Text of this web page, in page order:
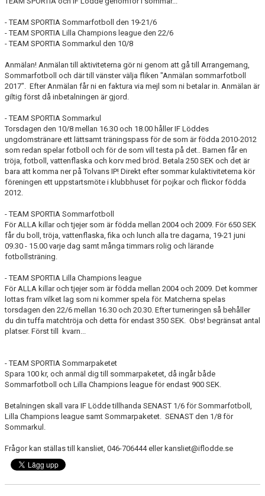
KLUBBSHOPEN
MEDLEMSFÖRMÅNER
- TEAM SPORTIA Sommarfotboll den 19-21/6
- TEAM SPORTIA Lilla Champions league den 22/6
- TEAM SPORTIA Sommarkul den 10/8
Anmälan! Anmälan till aktiviteterna gör ni genom att gå till Arrangemang,
Sommarfotboll och där till vänster välja fliken "Anmälan sommarfotboll
2017". Efter Anmälan får ni en faktura via mejl som ni betalar in. Anmälan är
giltig först då inbetalningen är gjord.
- TEAM SPORTIA Sommarkul
Torsdagen den 10/8 mellan 16.30 och 18.00 håller IF Löddes
ungdomstränare ett lättsamt träningspass för de som är födda 2010-2012
som redan spelar fotboll och för de som vill testa på det.. Barnen får en
tröja, fotboll, vattenflaska och korv med bröd. Betala 250 SEK och det är
bara att komma ner på Tolvans IP! Direkt efter sommar kulaktiviteterna kör
föreningen ett uppstartsmöte i klubbhuset för pojkar och flickor födda
2012.
- TEAM SPORTIA Sommarfotboll
För ALLA killar och tjejer som är födda mellan 2004 och 2009. För 650 SEK
får du boll, tröja, vattenflaska, fika och lunch alla tre dagarna, 19-21 juni
09.30 - 15.00 varje dag samt många timmars rolig och lärande
fotbollsträning.
- TEAM SPORTIA Lilla Champions league
För ALLA killar och tjejer som är födda mellan 2004 och 2009. Det kommer
lottas fram vilket lag som ni kommer spela för. Matcherna spelas
torsdagen den 22/6 mellan 16.30 och 20.30. Efter turneringen så behåller
du din tuffa matchtröja och detta för endast 350 SEK. Obs! begränsat antal
platser. Först till kvarn...
- TEAM SPORTIA Sommarpaketet
Spara 100 kr, och anmäl dig till sommarpaketet, då ingår både
Sommarfotboll och Lilla Champions league för endast 900 SEK.
Betalningen skall vara IF Lödde tillhanda SENAST 1/6 för Sommarfotboll,
Lilla Champions league samt Sommarpaketet. SENAST den 1/8 för
Sommarkul.
Frågor kan ställas till kansliet, 046-706444 eller kansliet@iflodde.se